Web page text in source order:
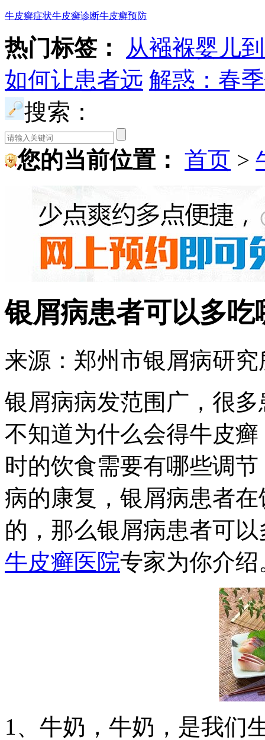
牛皮癣症状牛皮癣诊断牛皮癣预防
热门标签：
从襁褓婴儿
如何让患者远 解惑：春
搜索：
您的当前位置： 首页 >
银屑病患者可以多吃
来源：郑州市银屑病研
银屑病病发范围广，很
不知道为什么会得牛皮
时的饮食需要有哪些调
病的康复，银屑病患者
的，那么银屑病患者可
牛皮癣医院专家为你介绍
1、牛奶，牛奶，是我们